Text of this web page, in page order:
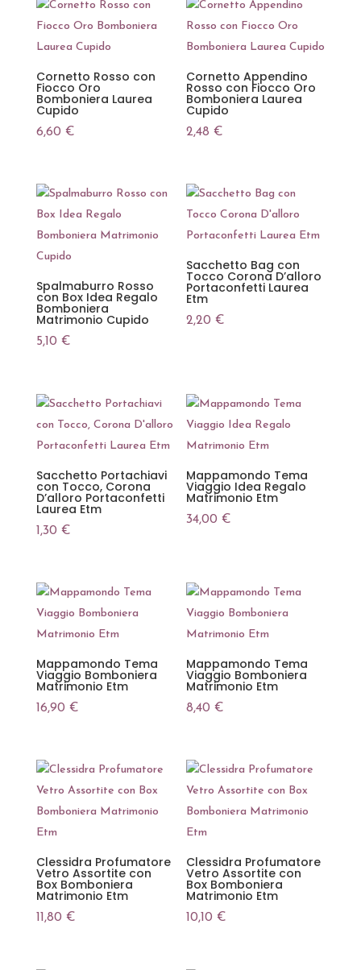
Cornetto Rosso con
Fiocco Oro
Bomboniera Laurea
Cupido
6,60 €
Cornetto Appendino
Rosso con Fiocco Oro
Bomboniera Laurea
Cupido
2,48€
Spalmaburro Rosso
con Box Idea Regalo
Bomboniera
Matrimonio Cupido
5,10 €
Sacchetto Bag con
Tocco Corona D’alloro
Portaconfetti Laurea
Etm
2,20€
Sacchetto Portachiavi
con Tocco, Corona
D’alloro Portaconfetti
Laurea Etm
1,30 €
Mappamondo Tema
Viaggio Idea Regalo
Matrimonio Etm
34,00€
Mappamondo Tema
Viaggio Bomboniera
Matrimonio Etm
16,90 €
Mappamondo Tema
Viaggio Bomboniera
Matrimonio Etm
8,40€
Clessidra Profumatore
Vetro Assortite con
Box Bomboniera
Matrimonio Etm
11,80 €
Clessidra Profumatore
Vetro Assortite con
Box Bomboniera
Matrimonio Etm
10,10€